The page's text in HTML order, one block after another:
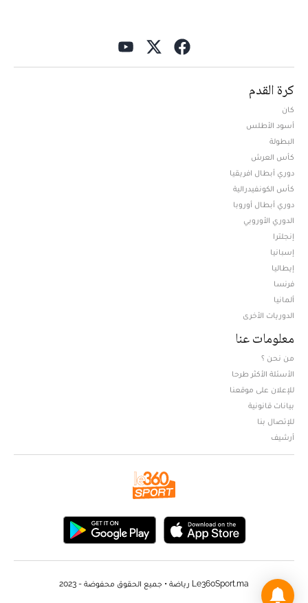
كرة القدم
كان
أسود الأطلس
البطولة
كأس العرش
دوري أبطال افريقيا
كأس الكونفيدرالية
دوري أبطال أوروبا
الدوري الأوروبي
إنجلترا
إسبانيا
إيطاليا
فرنسا
ألمانيا
الدوريات الأخرى
معلومات عنا
من نحن ؟
الأسئلة الأكثر طرحا
للإعلان على موقعنا
بيانات قانونية
للإتصال بنا
أرشيف
Le360Sport.ma رياضة • جميع الحقوق محفوضة - 2023